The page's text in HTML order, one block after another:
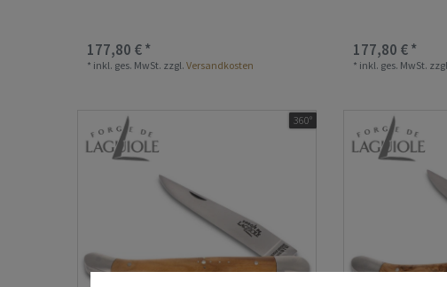
177,80 € *
* inkl. ges. MwSt. zzgl.Versandkosten
177,80 € *
* inkl. ges. MwSt.
360°